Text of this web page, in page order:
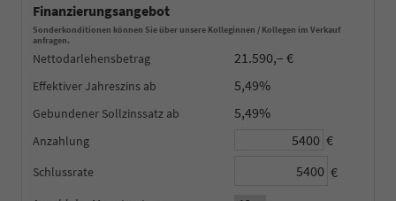
Finanzierungsangebot
Sonderkonditionen können Sie über unsere Kolleginnen / Kollegen im Verkauf
anfragen.
Nettodarlehensbetrag 21.590,– €
Effektiver Jahreszins 5,49%
Gebundener Sollzinssatz 5,49%
Anzahlung €
Schlussrate €